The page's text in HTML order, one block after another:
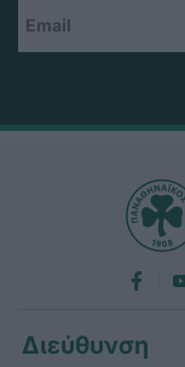
Διεύθυνση